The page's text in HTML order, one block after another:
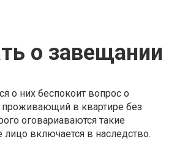
о завещании
о них беспокоит вопрос о
в квартире без
оговариаваются такие
включается в наследство.